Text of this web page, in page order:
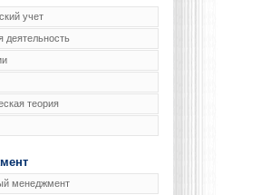
учет
деятельность
теория
менеджмент